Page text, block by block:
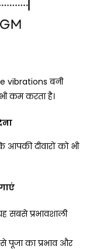
vibrations बनी
कम करता है।
दीवारों को भी
सबसे प्रभावशाली
का प्रभाव और